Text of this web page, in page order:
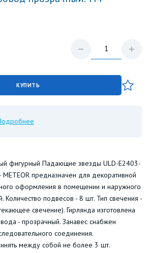
КУПИТЬ
фигурный Падающие звезды ULD-E2403-
предназначен для декоративной
оформления в помещении и наружного
Количество подвесов - 8 шт. Тип свечения -
свечение). Гирлянда изготовлена
- прозрачный. Занавес снабжен
соединения.
между собой не более 3 шт.